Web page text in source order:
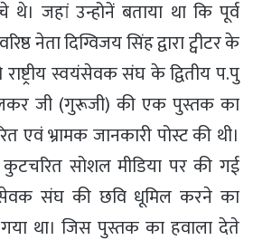
जहां उन्होनें बताया था कि पूर्व
नेता दिग्विजय सिंह द्वारा ट्वीटर के
स्वयंसेवक संघ के द्वितीय प.पु
जी (गुरूजी) की एक पुस्तक का
एवं भ्रामक जानकारी पोस्ट की थी।
कुटचरित सोशल मीडिया पर की गई
संघ की छवि धूमिल करने का
था। जिस पुस्तक का हवाला देते